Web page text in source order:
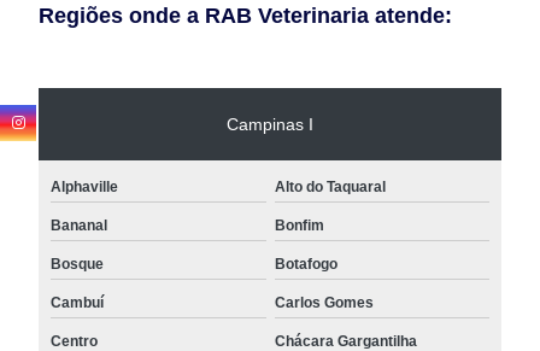
Regiões onde a RAB Veterinaria atende:
Campinas I
Alphaville Alto do Taquaral
Bananal Bonfim
Bosque Botafogo
Cambuí Carlos Gomes
Centro Chácara Gargantilha